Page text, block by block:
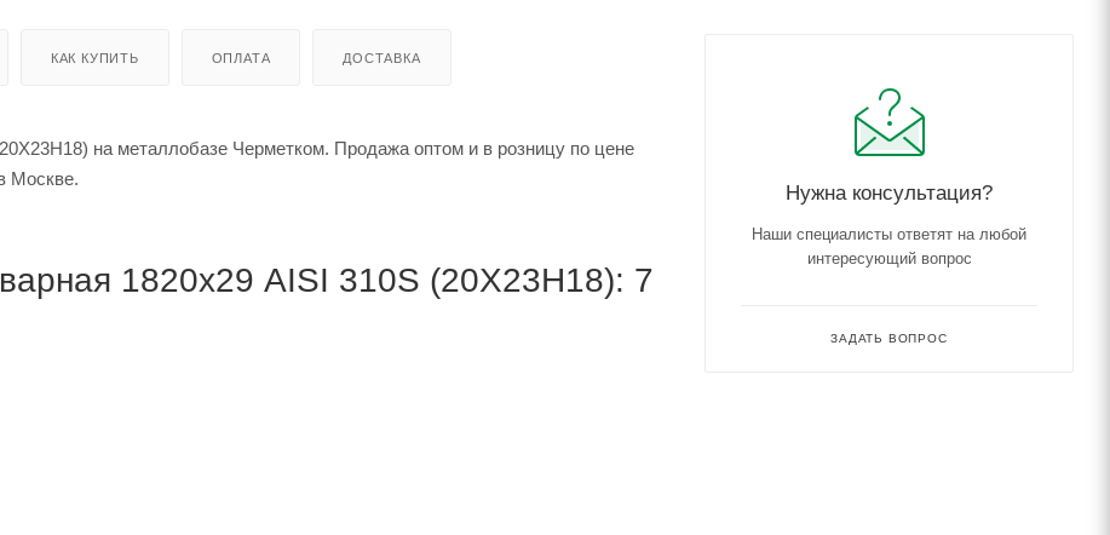
КАК КУПИТЬ ОПЛАТА ДОСТАВКА
на металлобазе Черметком. Продажа оптом и в розницу по цене
метр в Москве.
1820х29 AISI 310S (20Х23Н18): 7
Нужна консультация?
Наши специалисты ответят на любой
интересующий вопрос
ЗАДАТЬ ВОПРОС